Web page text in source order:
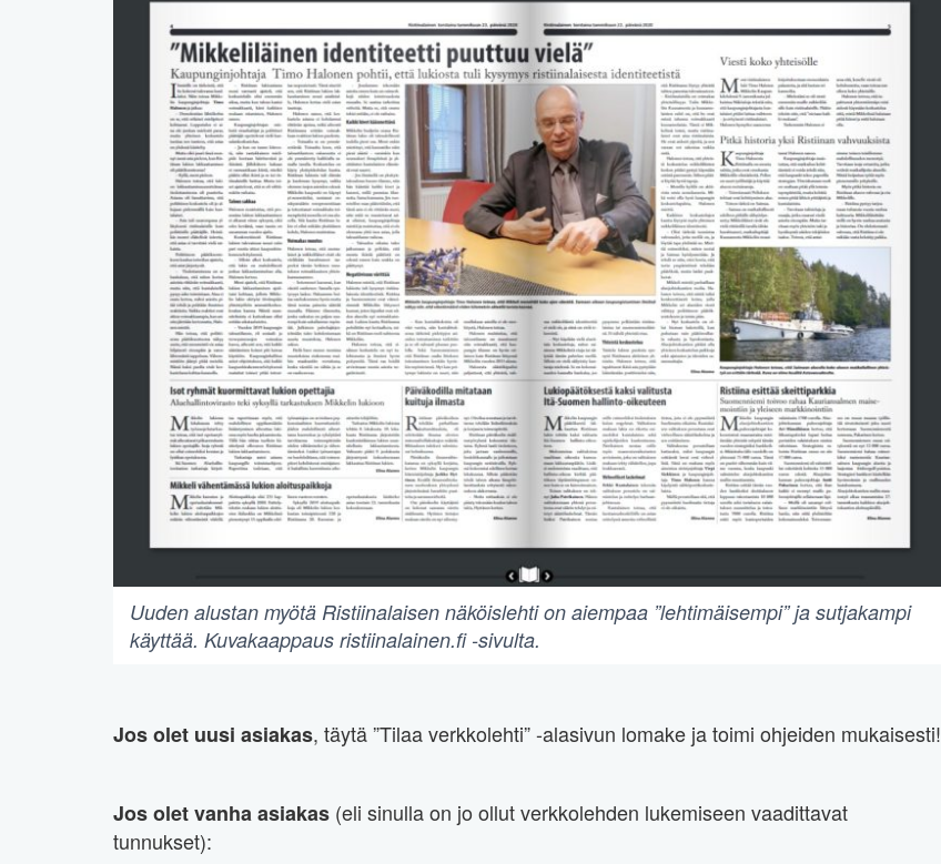
Uuden alustan myötä Ristiinalaisen näköislehti on aiempaa ”lehtimäisempi” ja sutjakampi
käyttää. Kuvakaappaus ristiinalainen.fi -sivulta.
Jos olet uusi asiakas, täytä ”Tilaa verkkolehti” -alasivun lomake ja toimi ohjeiden mukaisesti!
Jos olet vanha asiakas (eli sinulla on jo ollut verkkolehden lukemiseen vaadittavat
tunnukset):